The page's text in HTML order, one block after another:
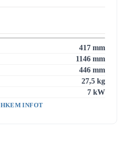
417 mm
1146 mm
446 mm
27,5 kg
7 kW
INFOT